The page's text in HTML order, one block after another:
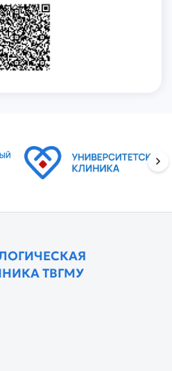
ТВГМУ